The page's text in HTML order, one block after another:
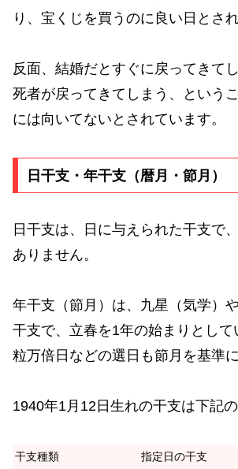
り、宝くじを買うのに良い日とさ
反面、結婚だとすぐに戻ってきて
死者が戻ってきてしまう、という
には向いてないとされています。
日干支・年干支（暦月・節月）
日干支は、日に与えられた干支で
ありません。
年干支（節月）は、九星（気学）
干支で、立春を1年の始まりとして
粒万倍日などの選日も節月を基準
1940年1月12日生れの干支は下記の
干支種類 指定日の干支